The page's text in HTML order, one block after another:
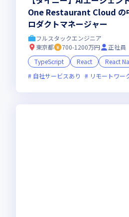
One Restaurant Cloud の
ロダクトマネージャー
フルスタックエンジニア
東京都
700-1200万円
正社員
TypeScript
React
React
自社サービスあり
リモートワー